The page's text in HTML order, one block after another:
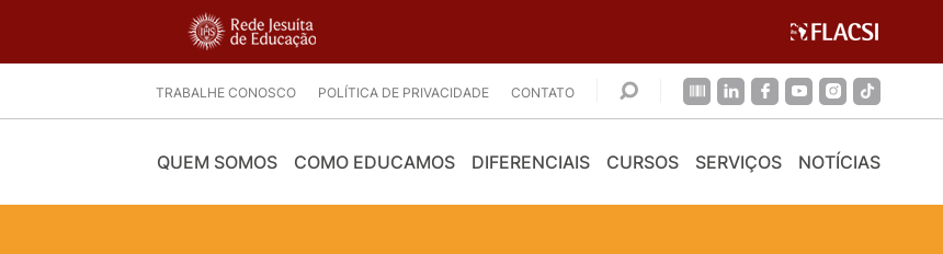
TRABALHE CONOSCO POLÍTICA DE PRIVACIDADE CONTATO
QUEM SOMOS COMO EDUCAMOS DIFERENCIAIS CURSOS SERVIÇOS NOTÍCIAS